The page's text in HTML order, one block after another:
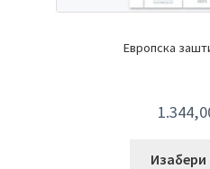
Европска
Изабери